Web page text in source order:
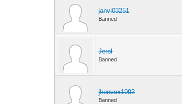
janvi03251
Banned
Jerol
Banned
jhonvox1992
Banned